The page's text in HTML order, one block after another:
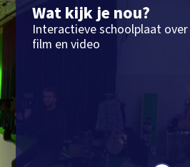
Wat kijk je nou?
Interactieve schoolplaat over
film en video